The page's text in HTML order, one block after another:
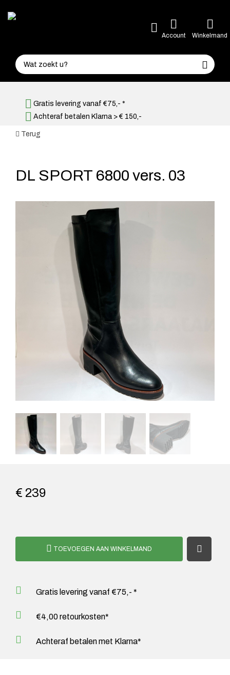
Account Winkelmand
Gratis levering vanaf €75,- *
Achteraf betalen Klarna > € 150,-
Terug
DL SPORT 6800 vers. 03
€ 239
TOEVOEGEN AAN WINKELMAND
Gratis levering vanaf €75,- *
€4,00 retourkosten*
Achteraf betalen met Klarna*